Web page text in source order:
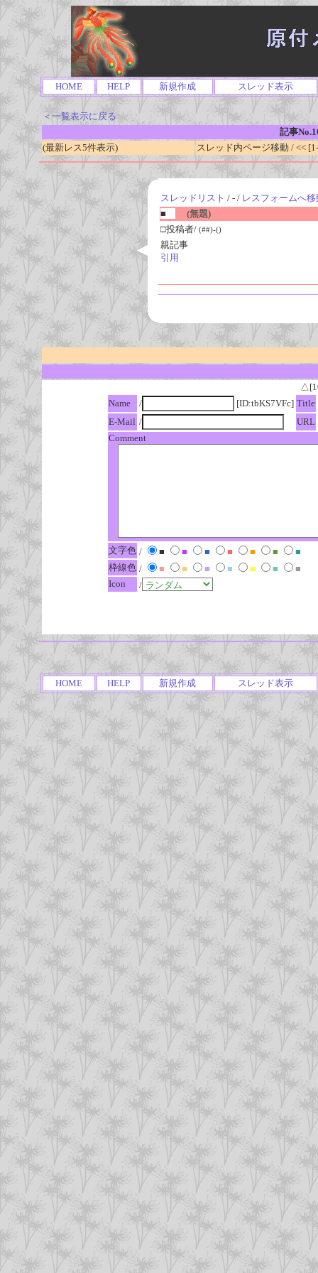
HOME HELP 新規作成 スレッド表示
＜一覧表示に戻る
記事
(最新レス5件表示)
スレッド内ページ移動 / <<
スレッドリスト / - / レスフォームへ移
■
(無題)
□投稿者/ (##)-()
親記事
引用
Name
/ [ID:tbKS7VFc] Title
E-Mail /
URL
Comment
文字色 / ■ ■ ■ ■ ■ ■
■
枠線色 / ■ ■ ■ ■ ■ ■
■
Icon
/
HOME HELP 新規作成 スレッド表示